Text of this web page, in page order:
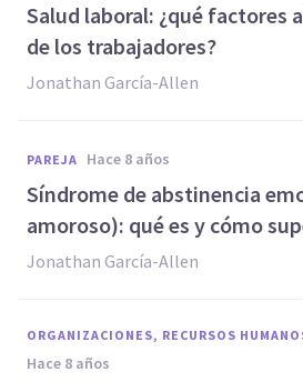
Salud laboral: ¿qué factores
de los trabajadores?
Jonathan García-Allen
PAREJA hace 8 años
Síndrome de abstinencia
amoroso): qué es y cómo
Jonathan García-Allen
ORGANIZACIONES, RECURSOS
hace 8 años